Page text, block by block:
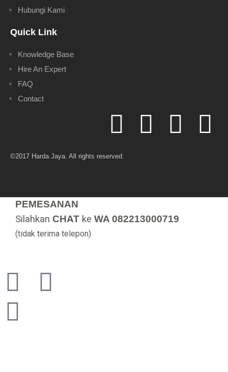
Hubungi Kami
Quick Link
Knowledge Base
Hire An Expert
FAQ
Contact
©2017 Harda Jaya. All rights reserved.
PEMESANAN
Silahkan CHAT ke WA 082213000719
(tidak terima telepon)